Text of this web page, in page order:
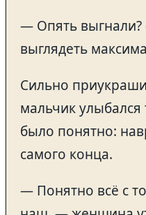
— Опять выгнали?
выглядеть
Сильно
мальчик улыбался
было понятно:
самого конца.
— Понятно всё с